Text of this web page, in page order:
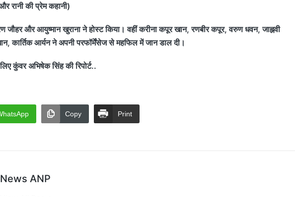
रानी की प्रेम कहानी)
जौहर और आयुष्मान खुराना ने होस्ट किया। वहीं करीना कपूर खान, रणबीर कपूर, वरुण धवन, जाह्नवी
कार्तिक आर्यन ने अपनी परफॉर्मेंसेज से महफिल में जान डाल दी।
कुंवर अभिषेक सिंह की रिपोर्ट..
Copy Print
News ANP